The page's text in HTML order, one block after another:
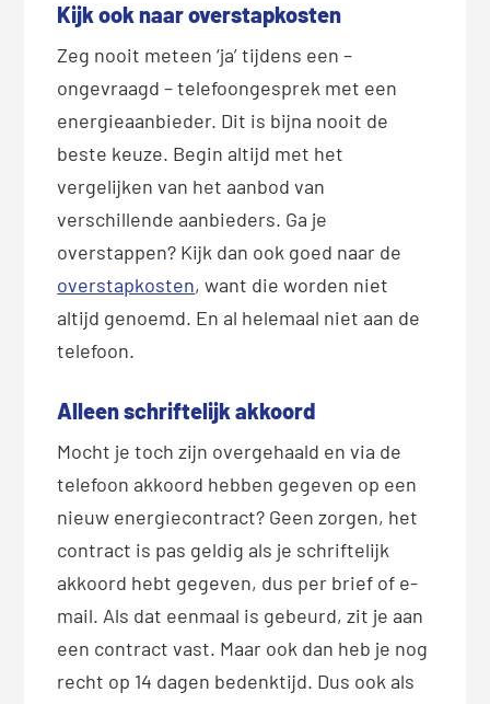
Kijk ook naar overstapkosten
Zeg nooit meteen ‘ja’ tijdens een –
ongevraagd – telefoongesprek met een
energieaanbieder. Dit is bijna nooit de
beste keuze. Begin altijd met het
vergelijken van het aanbod van
verschillende aanbieders. Ga je
overstappen? Kijk dan ook goed naar de
overstapkosten, want die worden niet
altijd genoemd. En al helemaal niet aan de
telefoon.
Alleen schriftelijk akkoord
Mocht je toch zijn overgehaald en via de
telefoon akkoord hebben gegeven op een
nieuw energiecontract? Geen zorgen, het
contract is pas geldig als je schriftelijk
akkoord hebt gegeven, dus per brief of e-
mail. Als dat eenmaal is gebeurd, zit je aan
een contract vast. Maar ook dan heb je nog
recht op 14 dagen bedenktijd. Dus ook als